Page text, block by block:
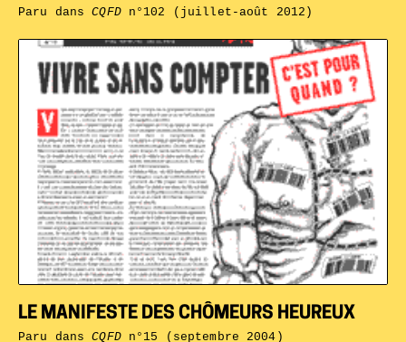
LE MANIFESTE DES CHÔMEURS HEUREUX
Paru dansCQFDn°15 (septembre 2004)
Paru dansCQFDn°102 (juillet-août 2012)